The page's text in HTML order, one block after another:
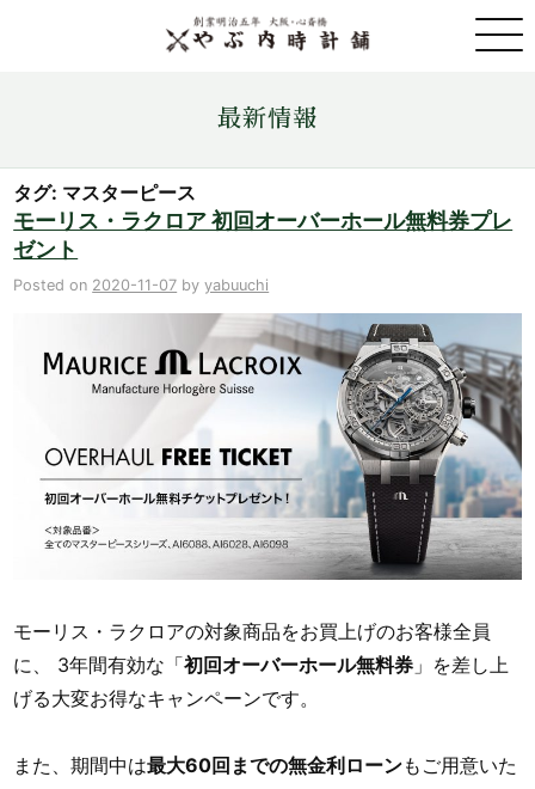
金・プラチナ・コイン売買
店舗情報
ONLINE STORE
お問い合わせ
最新情報
タグ: マスターピース
モーリス・ラクロア 初回オーバーホール無料券プレ
ゼント
Posted on 2020-11-07 byyabuuchi
モーリス・ラクロアの対象商品をお買上げのお客様全員
に、 3年間有効な「初回オーバーホール無料券 」を差し上
げる大変お得なキャンペーンです。
また、期間中は最大60回までの無金利ローンもご用意いた